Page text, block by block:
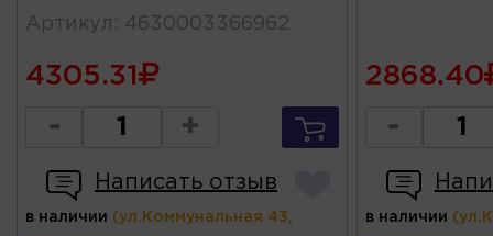
Артикул : 4630003366962
4305.31
- +
Написать отзыв
в наличии (ул.Коммунальная 43,
2868.40
-
в наличии